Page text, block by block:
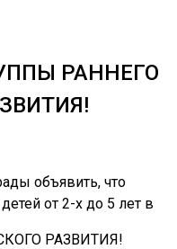
РАННЕГО
объявить, что
от 2-х до 5 лет в
РАЗВИТИЯ!